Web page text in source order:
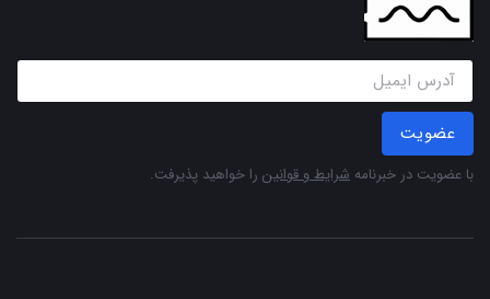
عضویت
با عضویت در خبرنامه شرایط و قوانین را خواهید پذیرفت.